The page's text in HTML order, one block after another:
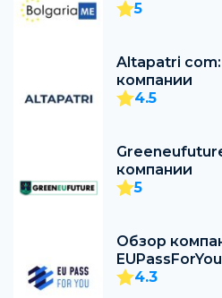
5
Altapatri
компании
4.5
компании
5
Обзор
EUPassForYou
4.3